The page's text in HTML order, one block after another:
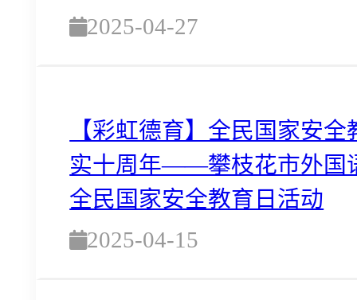
2025-04-27
【彩虹德育】全民国家安
实十周年——攀枝花市外国
全民国家安全教育日活动
2025-04-15